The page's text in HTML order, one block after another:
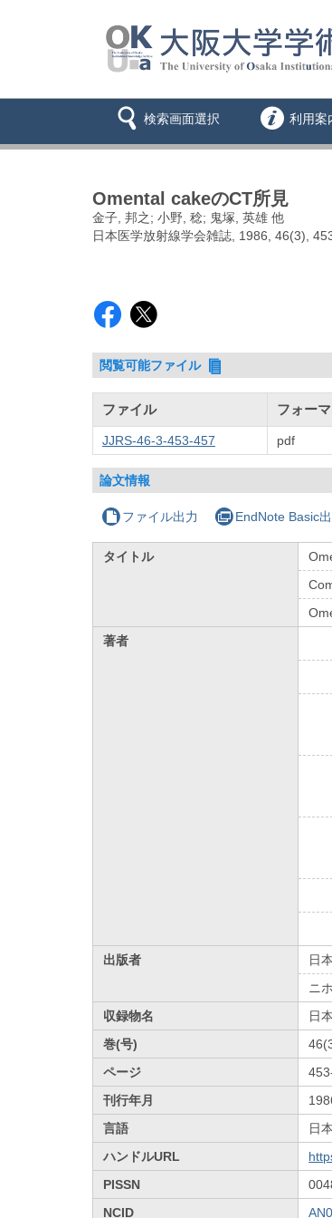
検索画面選択 利用案
Omental cakeのCT所見
金子, 邦之; 小野, 稔; 鬼塚, 英雄 他
日本医学放射線学会雑誌, 1986, 46(3),
閲覧可能ファイル
ファイル フォー
JJRS-46-3-453-457 pdf
論文情報
ファイル出力 EndNote Basic
タイトル
著者
出版者
日
ニ
収録物名
日
巻(号)
ページ
刊行年月
言語
日
ハンドルURL
PISSN
NCID